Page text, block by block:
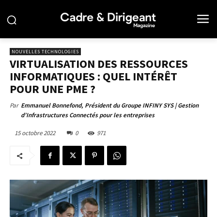
NOUVELLES TECHNOLOGIES
VIRTUALISATION DES RESSOURCES
INFORMATIQUES : QUEL INTÉRÊT
POUR UNE PME ?
Par Emmanuel Bonnefond, Président du Groupe INFINY SYS | Gestion
d’Infrastructures Connectés pour les entreprises
15 octobre 2022 0 971